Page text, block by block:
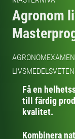
Agronom
Få en
till färdig
kvalitet.
Kombinera